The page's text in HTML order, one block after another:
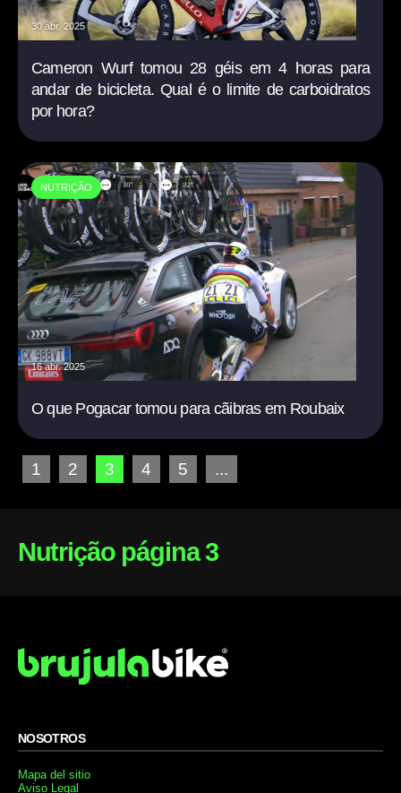
30 abr. 2025
Cameron Wurf tomou 28 géis em 4 horas para
andar de bicicleta. Qual é o limite de carboidratos
por hora?
NUTRIÇÃO
16 abr. 2025
O que Pogacar tomou para cãibras em Roubaix
1 2 3 4 5 ...
Nutrição página 3
NOSOTROS
Mapa del sitio
Aviso Legal